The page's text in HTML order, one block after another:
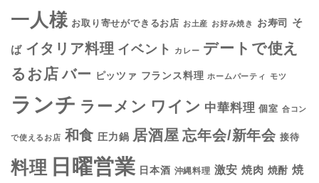
一人様 お取り寄せができるお店 お土産 お好み焼き お寿司 そ
ば イタリア料理 イベント カレー デートで使え
るお店 バー ピッツァ フランス料理 ホームパーティ モツ
ランチ ラーメン ワイン 中華料理 個室 合コン
で使えるお店 和食 圧力鍋 居酒屋 忘年会/新年会 接待
料理 日曜営業 日本酒 沖縄料理 激安 焼肉 焼酎 焼